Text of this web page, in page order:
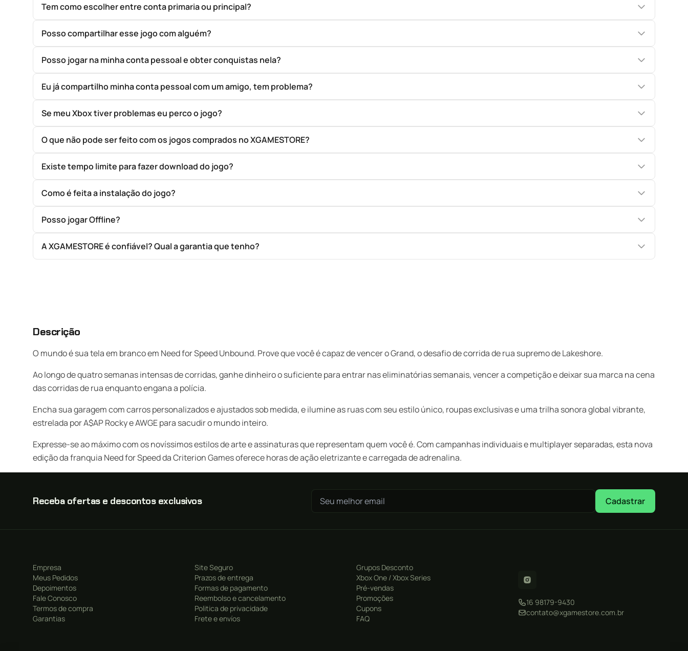
Tem como escolher entre conta primaria ou principal?
Posso compartilhar esse jogo com alguém?
Posso jogar na minha conta pessoal e obter conquistas nela?
Eu já compartilho minha conta pessoal com um amigo, tem problema?
Se meu Xbox tiver problemas eu perco o jogo?
O que não pode ser feito com os jogos comprados no XGAMESTORE?
Existe tempo limite para fazer download do jogo?
Como é feita a instalação do jogo?
Posso jogar Offline?
A XGAMESTORE é confiável? Qual a garantia que tenho?
Descrição
O mundo é sua tela em branco em Need for Speed Unbound. Prove que você é capaz de vencer o Grand, o desafio de corrida de rua supremo de Lakeshore.
Ao longo de quatro semanas intensas de corridas, ganhe dinheiro o suficiente para entrar nas eliminatórias semanais, vencer a competição e deixar sua marca na cena
das corridas de rua enquanto engana a polícia.
Encha sua garagem com carros personalizados e ajustados sob medida, e ilumine as ruas com seu estilo único, roupas exclusivas e uma trilha sonora global vibrante,
estrelada por A$AP Rocky e AWGE para sacudir o mundo inteiro.
Expresse-se ao máximo com os novíssimos estilos de arte e assinaturas que representam quem você é. Com campanhas individuais e multiplayer separadas, esta nova
edição da franquia Need for Speed da Criterion Games oferece horas de ação eletrizante e carregada de adrenalina.
Receba ofertas e descontos exclusivos Cadastrar
Empresa
Meus Pedidos
Depoimentos
Fale Conosco
Termos de compra
Garantias
Site Seguro
Prazos de entrega
Formas de pagamento
Reembolso e cancelamento
Politica de privacidade
Frete e envíos
Grupos Desconto
Xbox One / Xbox Series
Pré-vendas
Promoções
Cupons
FAQ
16 98179-9430
contato@xgamestore.com.br